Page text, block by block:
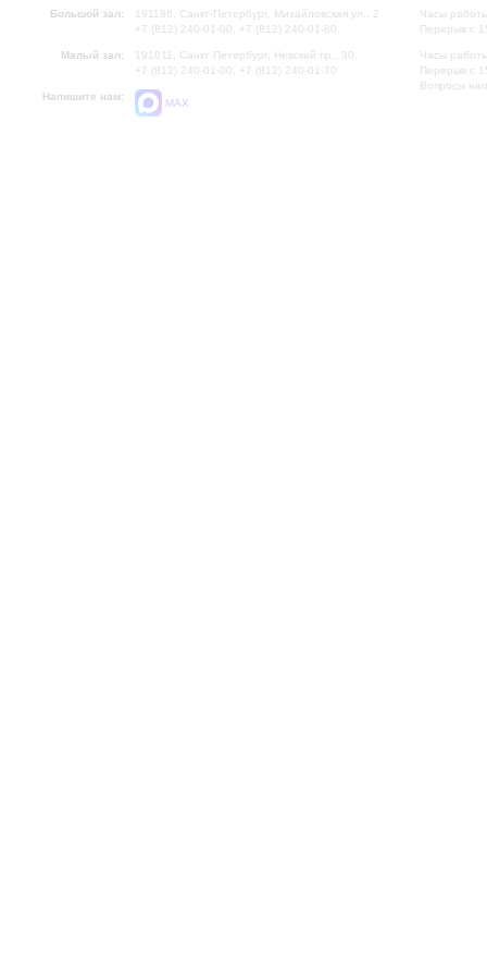
Большой зал:
191186, Санкт-Петербург, Михайловская ул., 2
+7 (812) 240-01-00, +7 (812) 240-01-80
Малый зал:
191011, Санкт-Петербург, Невский пр., 30
+7 (812) 240-01-00, +7 (812) 240-01-70
Напишите нам:
MAX
Часы
Перерыв с
Часы
Перерыв с
Вопросы